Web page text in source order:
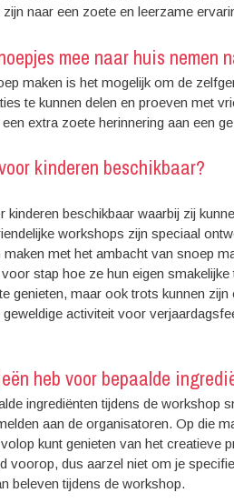
naar een zoete en leerzame
mee naar huis nemen
maken is het mogelijk om de
te kunnen delen en proeven met
extra zoete herinnering aan een
kinderen beschikbaar?
beschikbaar waarbij zij
workshops zijn speciaal
met het ambacht van snoep
stap hoe ze hun eigen
genieten, maar ook trots kunnen
activiteit voor
heb voor bepaalde
ingrediënten tijdens de workshop
aan de organisatoren. Op die
kunt genieten van het creatieve
voorop, dus aarzel niet om je
beleven tijdens de workshop.